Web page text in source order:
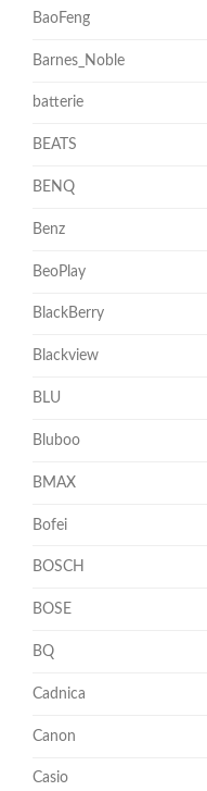
BaoFeng
Barnes_Noble
batterie
BEATS
BENQ
Benz
BeoPlay
BlackBerry
Blackview
BLU
Bluboo
BMAX
Bofei
BOSCH
BOSE
BQ
Cadnica
Canon
Casio